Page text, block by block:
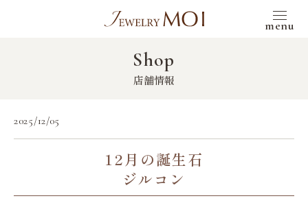
menu
Shop
店舗情報
2025/12/05
12月の誕生石
ジルコン